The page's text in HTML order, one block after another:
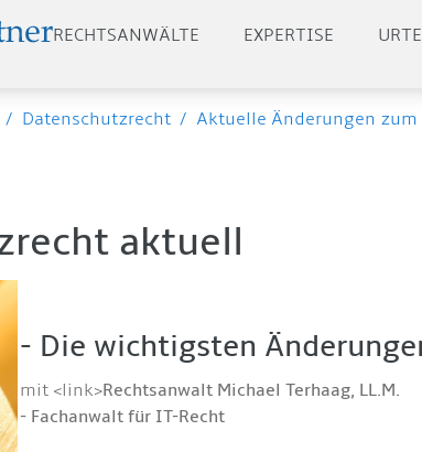
RECHTSANWÄLTE EXPERTISE
/ Datenschutzrecht / Aktuelle Änderungen
aktuell
- Die wichtigsten
mit <link>Rechtsanwalt Michael Terhaag, LL.M.
- Fachanwalt für IT-Recht